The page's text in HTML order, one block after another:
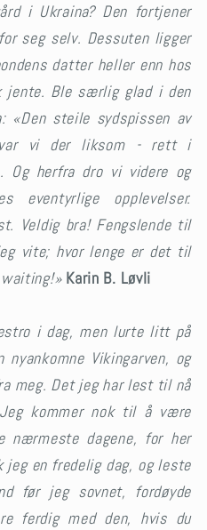
i Ukraina? Den fortjener
seg selv. Dessuten ligger
datter heller enn hos
jente. Ble særlig glad i den
«Den steile sydspissen av
var vi der liksom - rett i
Og herfra dro vi videre og
eventyrlige opplevelser.
Veldig bra! Fengslende til
vite; hvor lenge er det til
Karin B. Løvli
i dag, men lurte litt på
Vikingarven, og
meg. Det jeg har lest til nå
kommer nok til å være
dagene, for her
jeg en fredelig dag, og leste
før jeg sovnet, fordøyde
ferdig med den, hvis du